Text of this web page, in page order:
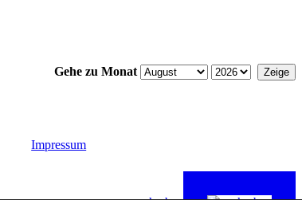
Gehe zu Monat
Impressum